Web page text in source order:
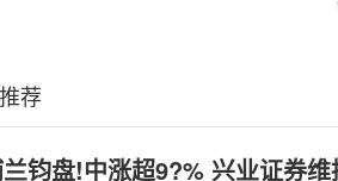
荐
钧盘!中涨超9?% 兴业证券维